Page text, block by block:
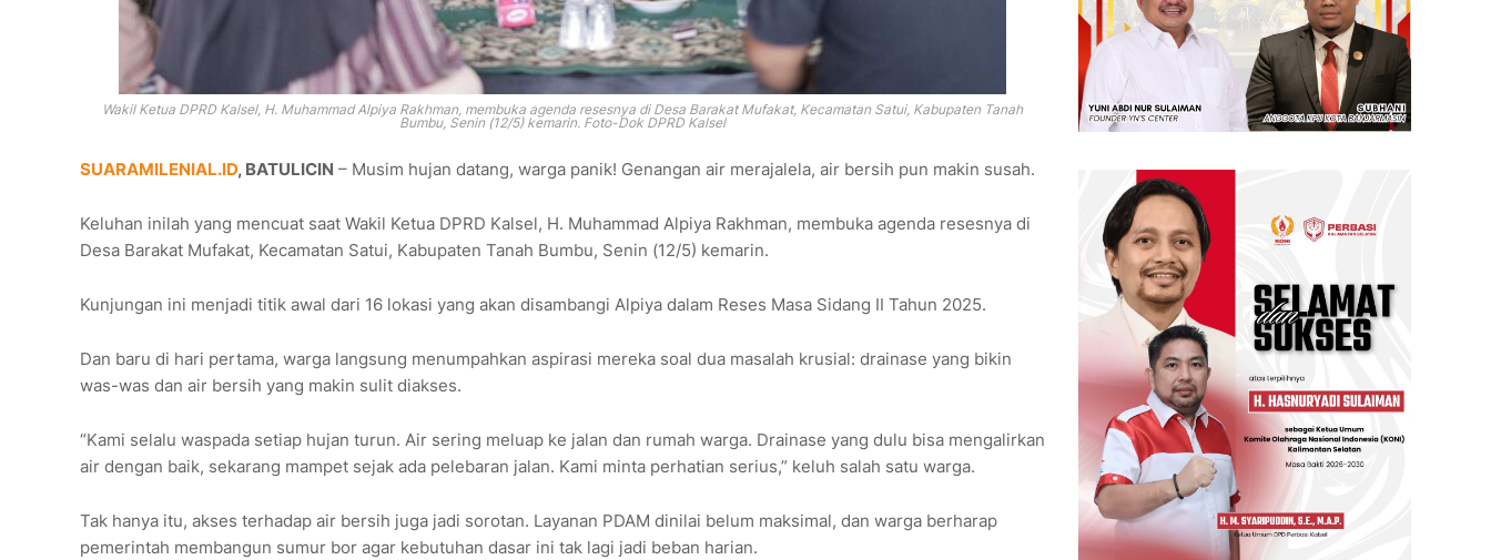
Wakil Ketua DPRD Kalsel, H. Muhammad Alpiya Rakhman, membuka agenda resesnya di Desa Barakat Mufakat, Kecamatan Satui, Kabupaten Tanah
Bumbu, Senin (12/5) kemarin. Foto-Dok DPRD Kalsel
SUARAMILENIAL.ID, BATULICIN – Musim hujan datang, warga panik! Genangan air merajalela, air bersih pun makin susah.
Keluhan inilah yang mencuat saat Wakil Ketua DPRD Kalsel, H. Muhammad Alpiya Rakhman, membuka agenda resesnya di
Desa Barakat Mufakat, Kecamatan Satui, Kabupaten Tanah Bumbu, Senin (12/5) kemarin.
Kunjungan ini menjadi titik awal dari 16 lokasi yang akan disambangi Alpiya dalam Reses Masa Sidang II Tahun 2025.
Dan baru di hari pertama, warga langsung menumpahkan aspirasi mereka soal dua masalah krusial: drainase yang bikin
was-was dan air bersih yang makin sulit diakses.
“Kami selalu waspada setiap hujan turun. Air sering meluap ke jalan dan rumah warga. Drainase yang dulu bisa mengalirkan
air dengan baik, sekarang mampet sejak ada pelebaran jalan. Kami minta perhatian serius,” keluh salah satu warga.
Tak hanya itu, akses terhadap air bersih juga jadi sorotan. Layanan PDAM dinilai belum maksimal, dan warga berharap
pemerintah membangun sumur bor agar kebutuhan dasar ini tak lagi jadi beban harian.